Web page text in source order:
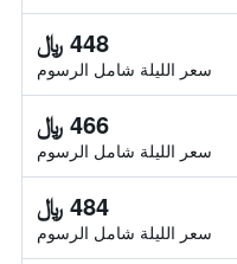
448 ﷼
سعر الليلة شامل الرسوم
466 ﷼
سعر الليلة شامل الرسوم
484 ﷼
سعر الليلة شامل الرسوم